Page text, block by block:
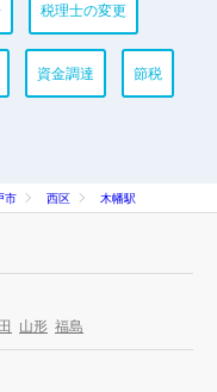
税理士の変更
資金調達 節税
市 西区 木幡駅
山形 福島